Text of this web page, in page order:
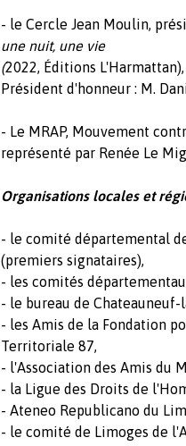
- le Cercle Jean Moulin,
une nuit, une vie
(2022, Éditions L'Harmattan),
Président d'honneur : M.
- Le MRAP, Mouvement
représenté par Renée Le
Organisations locales et
- le comité départemental
(premiers signataires),
- les comités
- le bureau de Chateauneuf-
- les Amis de la Fondation
Territoriale 87,
- l'Association des Amis du
- la Ligue des Droits de
- Ateneo Republicano du
- le comité de Limoges de